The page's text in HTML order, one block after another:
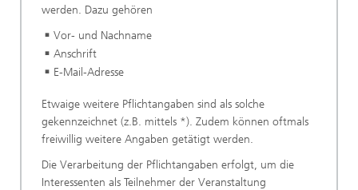
werden. Dazu gehören
Vor- und Nachname
Anschrift
E-Mail-Adresse
Etwaige weitere Pflichtangaben sind als solche
gekennzeichnet (z.B. mittels *). Zudem können oftmals
freiwillig weitere Angaben getätigt werden.
Die Verarbeitung der Pflichtangaben erfolgt, um die
Interessenten als Teilnehmer der Veranstaltung